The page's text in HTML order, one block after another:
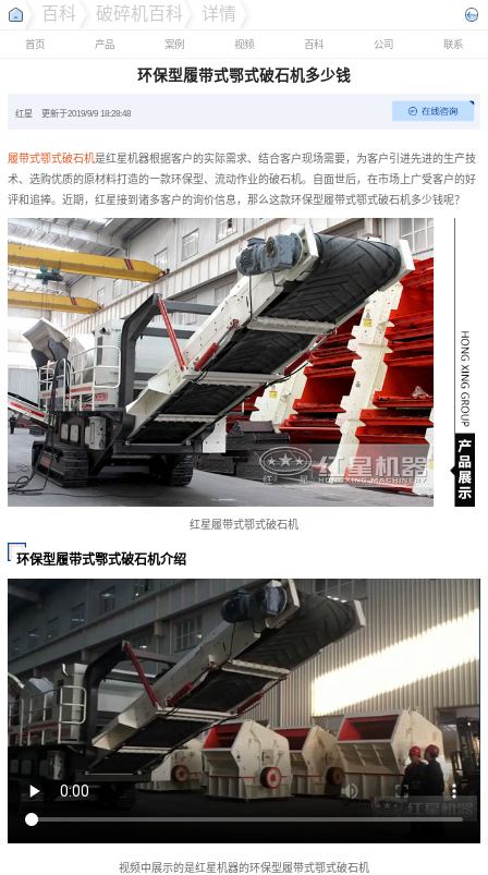
百科 破碎机百科 详情
首页 产品 案例 视频 百科 公司 联系
环保型履带式鄂式破石机多少钱
红星 更新于2019/9/9 18:28:48
履带式鄂式破石机是红星机器根据客户的实际需求、结合客户现场需要，为客户引进先进的生产技
术、选购优质的原材料打造的一款环保型、流动作业的破石机。自面世后，在市场上广受客户的好
评和追捧。近期，红星接到诸多客户的询价信息，那么这款环保型履带式鄂式破石机多少钱呢？
红星履带式鄂式破石机
环保型履带式鄂式破石机介绍
视频中展示的是红星机器的环保型履带式鄂式破石机